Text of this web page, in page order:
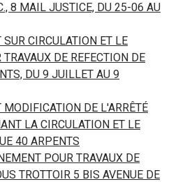
8 MAIL JUSTICE, DU 25-06 AU
CIRCULATION ET LE
DE REFECTION DE
DU 9 JUILLET AU 9
DE L'ARRÊTÉ
LA CIRCULATION ET LE
40 ARPENTS
POUR TRAVAUX DE
TROTTOIR 5 BIS AVENUE DE